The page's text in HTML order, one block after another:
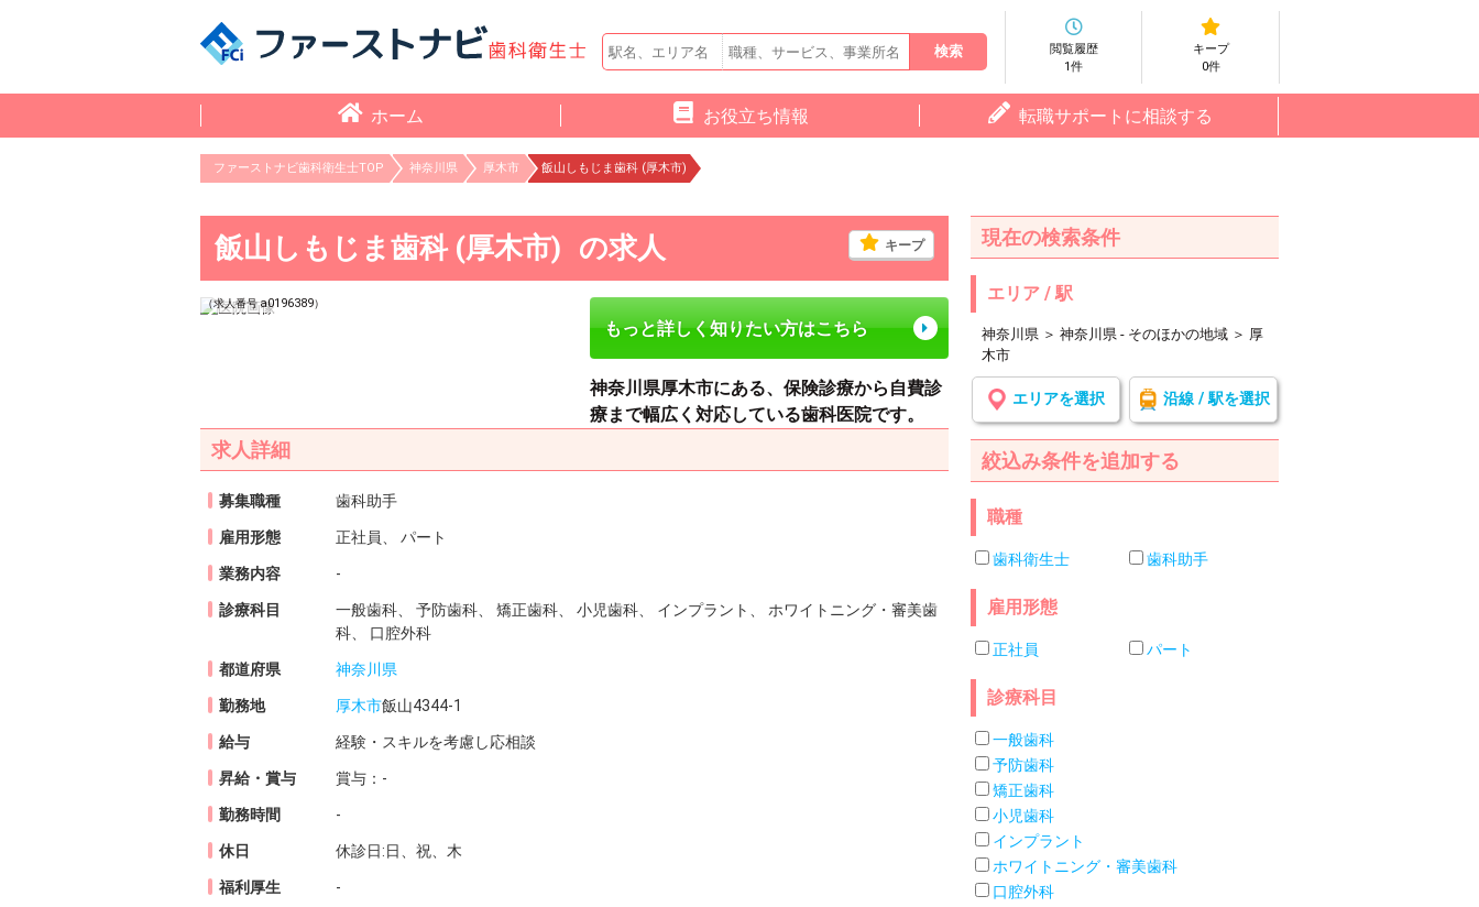
閲覧履歴
1件
キープ
0件
ホーム お役立ち情報 転職サポートに相談する
ファーストナビ歯科衛生士TOP 神奈川県 厚木市 飯山しもじま歯科 (厚木市)
キープ
飯山しもじま歯科 (厚木市) の求人
（求人番号a0196389）
もっと詳しく知りたい方はこちら
神奈川県厚木市にある、保険診療から自費診
療まで幅広く対応している歯科医院です。
求人詳細
募集職種 歯科助手
雇用形態 正社員、 パート
業務内容 -
診療科目
一般歯科、 予防歯科、 矯正歯科、 小児歯科、 インプラント、 ホワイトニング・審美歯
科、 口腔外科
都道府県 神奈川県
勤務地 厚木市飯山4344-1
給与 経験・スキルを考慮し応相談
昇給・賞与 賞与：-
勤務時間 -
休日 休診日:日、祝、木
福利厚生 -
現在の検索条件
エリア / 駅
神奈川県 ＞ 神奈川県 - そのほかの地域 ＞ 厚
木市
エリアを選択 沿線 / 駅を選択
絞込み条件を追加する
職種
歯科衛生士 歯科助手
雇用形態
正社員 パート
診療科目
一般歯科
予防歯科
矯正歯科
小児歯科
インプラント
ホワイトニング・審美歯科
口腔外科